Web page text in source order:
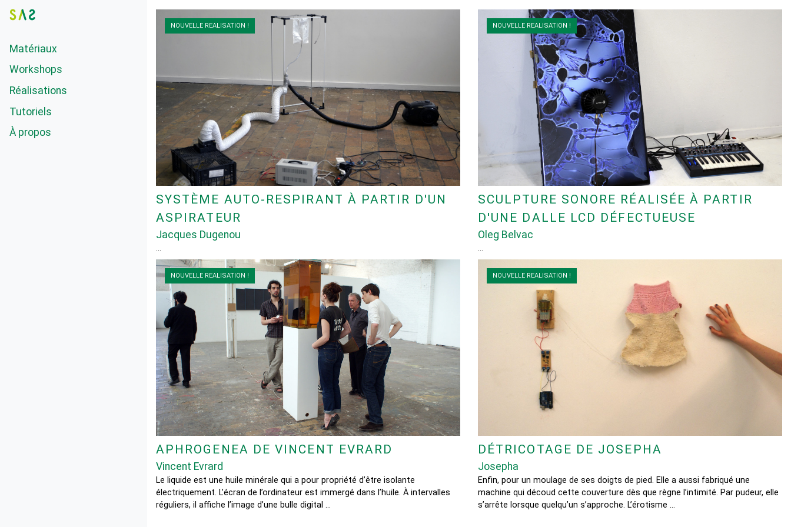
Matériaux
Workshops
Réalisations
Tutoriels
À propos
NOUVELLE REALISATION !
SYSTÈME AUTO-RESPIRANT À PARTIR D'UN
ASPIRATEUR
Jacques Dugenou
…
NOUVELLE REALISATION !
SCULPTURE SONORE RÉALISÉE À PARTIR
D'UNE DALLE LCD DÉFECTUEUSE
Oleg Belvac
…
NOUVELLE REALISATION !
APHROGENEA DE VINCENT EVRARD
Vincent Evrard
Le liquide est une huile minérale qui a pour propriété d’être isolante
électriquement. L’écran de l’ordinateur est immergé dans l’huile. À intervalles
réguliers, il affiche l’image d’une bulle digital …
NOUVELLE REALISATION !
DÉTRICOTAGE DE JOSEPHA
Josepha
Enfin, pour un moulage de ses doigts de pied. Elle a aussi fabriqué une
machine qui découd cette couverture dès que règne l’intimité. Par pudeur, elle
s’arrête lorsque quelqu’un s’approche. L’érotisme …